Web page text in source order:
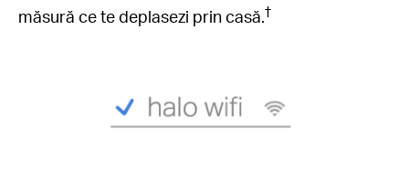
măsură ce te deplasezi prin casă.†